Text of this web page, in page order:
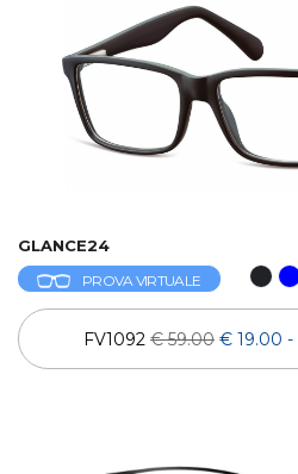
GLANCE24
PROVA VIRTUALE
FV1092 € 59.00 € 19.00 -